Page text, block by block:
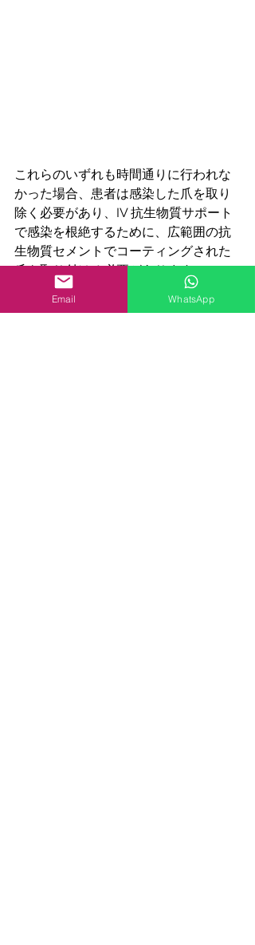
これらのいずれも時間通りに行われな
かった場合、患者は感染した爪を取り
除く必要があり、IV 抗生物質サポート
で感染を根絶するために、広範囲の抗
生物質セメントでコーティングされた
爪を取り付ける必要があります。
まもなく骨髄炎は、その発症のあらゆ
Email WhatsApp